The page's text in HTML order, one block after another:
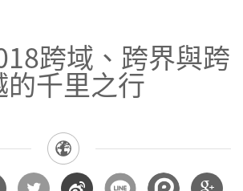
跨域、跨界與跨
的千里之行